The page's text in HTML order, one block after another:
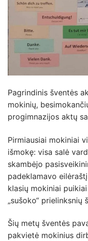
Pagrindinis šventės
mokinių,
progimnazijos aktų
Pirmiausiai mokiniai
išmokę: visa salė
skambėjo
padeklamavo
klasių mokiniai
„sušoko“ prielinksnių
Šių metų šventės
pakvietė mokinius